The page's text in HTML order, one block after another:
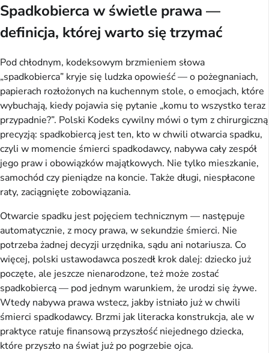
Spadkobierca w świetle prawa —
definicja, której warto się trzymać
Pod chłodnym, kodeksowym brzmieniem słowa
„spadkobierca” kryje się ludzka opowieść — o pożegnaniach,
papierach rozłożonych na kuchennym stole, o emocjach, które
wybuchają, kiedy pojawia się pytanie „komu to wszystko teraz
przypadnie?”. Polski Kodeks cywilny mówi o tym z chirurgiczną
precyzją: spadkobiercą jest ten, kto w chwili otwarcia spadku,
czyli w momencie śmierci spadkodawcy, nabywa cały zespół
jego praw i obowiązków majątkowych. Nie tylko mieszkanie,
samochód czy pieniądze na koncie. Także długi, niespłacone
raty, zaciągnięte zobowiązania.
Otwarcie spadku jest pojęciem technicznym — następuje
automatycznie, z mocy prawa, w sekundzie śmierci. Nie
potrzeba żadnej decyzji urzędnika, sądu ani notariusza. Co
więcej, polski ustawodawca poszedł krok dalej: dziecko już
poczęte, ale jeszcze nienarodzone, też może zostać
spadkobiercą — pod jednym warunkiem, że urodzi się żywe.
Wtedy nabywa prawa wstecz, jakby istniało już w chwili
śmierci spadkodawcy. Brzmi jak literacka konstrukcja, ale w
praktyce ratuje finansową przyszłość niejednego dziecka,
które przyszło na świat już po pogrzebie ojca.